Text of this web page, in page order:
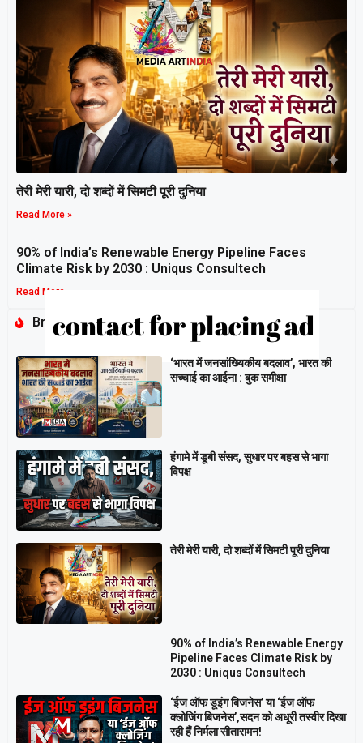
तेरी मेरी यारी, दो शब्दों में सिमटी पूरी दुनिया
Read More »
90% of India’s Renewable Energy Pipeline Faces
Climate Risk by 2030 : Uniqus Consultech
Read More »
Breaking
‘भारत में जनसांख्यिकीय बदलाव’, भारत की
सच्चाई का आईना : बुक समीक्षा
हंगामे में डूबी संसद, सुधार पर बहस से भागा
विपक्ष
तेरी मेरी यारी, दो शब्दों में सिमटी पूरी दुनिया
90% of India’s Renewable Energy
Pipeline Faces Climate Risk by
2030 : Uniqus Consultech
‘ईज ऑफ डूइंग बिजनेस’ या ‘ईज ऑफ
क्लोजिंग बिजनेस’,सदन को अधूरी तस्वीर दिखा
रही हैं निर्मला सीतारामन!